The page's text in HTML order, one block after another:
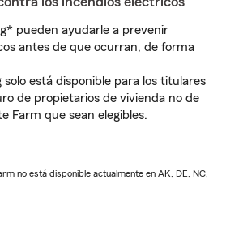
pueden ayudarle a prevenir
antes de que ocurran, de forma
solo está disponible para los titulares
de propietarios de vivienda no de
Farm que sean elegibles.
no está disponible actualmente en AK, DE, NC,